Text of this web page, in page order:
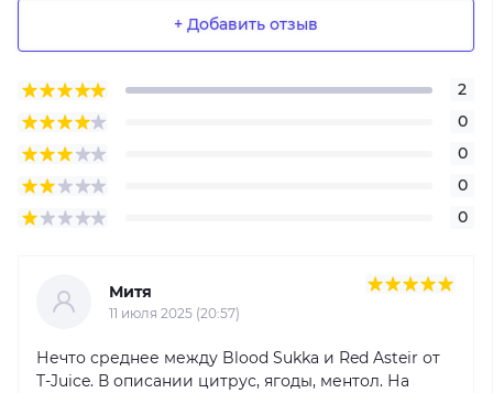
+ Добавить отзыв
2
0
0
0
0
Митя
11 июля 2025 (20:57)
Нечто среднее между Blood Sukka и Red Asteir от
T-Juice. В описании цитрус, ягоды, ментол. На